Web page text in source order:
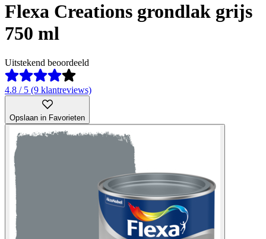
Flexa Creations grondlak grijs
750 ml
Uitstekend beoordeeld
4.8 / 5 (9 klantreviews)
Opslaan in Favorieten